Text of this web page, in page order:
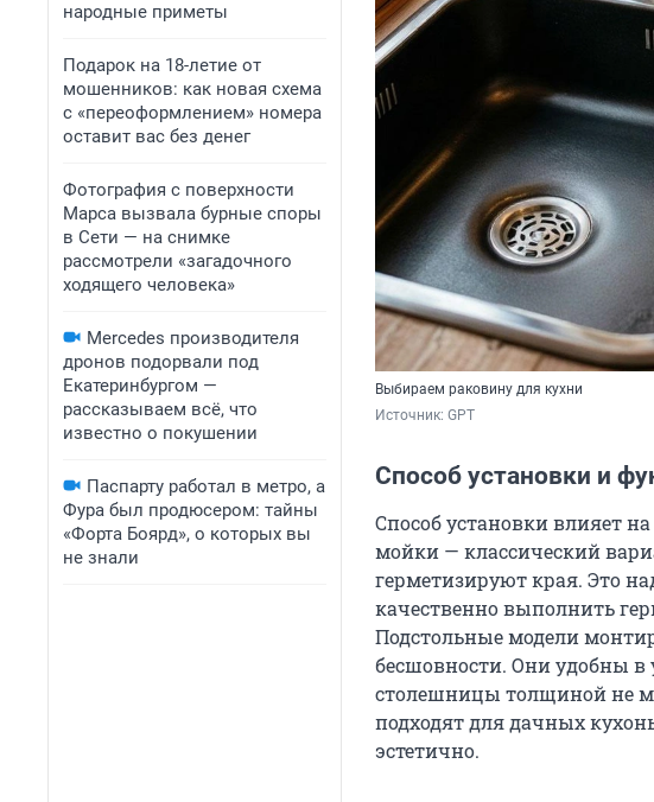
народные приметы
Подарок на 18-летие от
мошенников: как новая схема
с «переоформлением» номера
оставит вас без денег
Фотография с поверхности
Марса вызвала бурные споры
в Сети — на снимке
рассмотрели «загадочного
ходящего человека»
Mercedes производителя
дронов подорвали под
Екатеринбургом —
рассказываем всё, что
известно о покушении
Паспарту работал в метро, а
Фура был продюсером: тайны
«Форта Боярд», о которых вы
не знали
Выбираем раковину для кухни
Источник: GPT
Способ установки и
Способ установки влияет
мойки — классический
герметизируют края. Это
качественно выполнить
Подстольные модели
бесшовности. Они удобны в
столешницы толщиной не
подходят для дачных
эстетично.